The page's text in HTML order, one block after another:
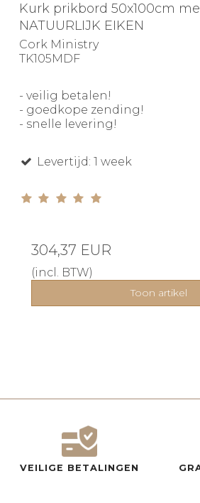
Kurk prikbord 50x100cm
NATUURLIJK EIKEN
Cork Ministry
TK105MDF
- veilig betalen!
- goedkope zending!
- snelle levering!
Levertijd: 1 week
304,37 EUR
(incl. BTW)
Toon artikel
VEILIGE BETALINGEN